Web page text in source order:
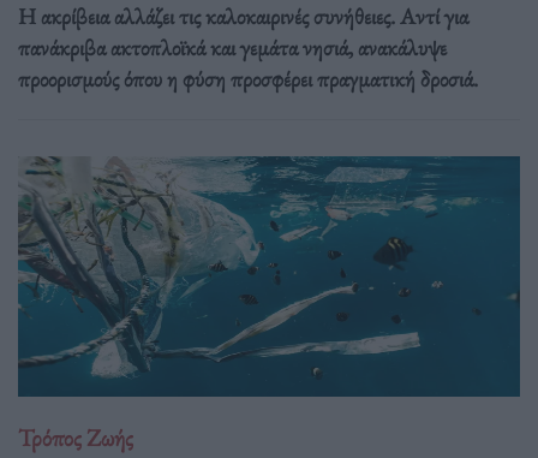
Η ακρίβεια αλλάζει τις καλοκαιρινές συνήθειες. Αντί για
πανάκριβα ακτοπλοϊκά και γεμάτα νησιά, ανακάλυψε
προορισμούς όπου η φύση προσφέρει πραγματική δροσιά.
Τρόπος Ζωής